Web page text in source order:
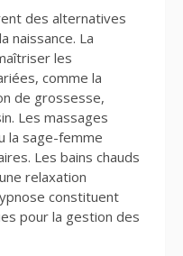
des alternatives
naissance. La
les
comme la
de grossesse,
Les massages
la sage-femme
Les bains chauds
relaxation
constituent
pour la gestion des